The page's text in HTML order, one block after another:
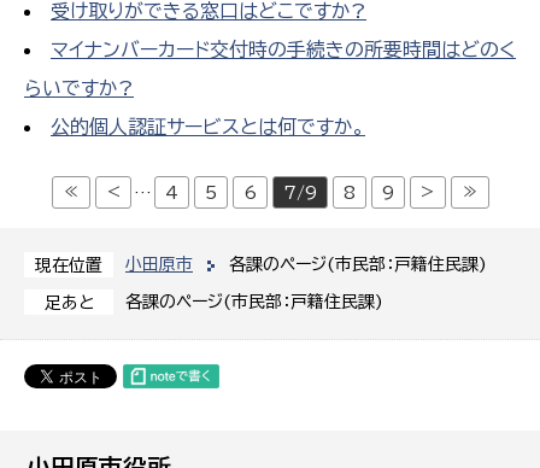
現在位置 小田原市 各課のページ(市民部：戸籍住民課)
足あと 各課のページ(市民部：戸籍住民課)
受け取りができる窓口はどこですか?
マイナンバーカード交付時の手続きの所要時間はどのく
らいですか?
公的個人認証サービスとは何ですか。
≪ < … 4 5 6 7/9 8 9 > ≫